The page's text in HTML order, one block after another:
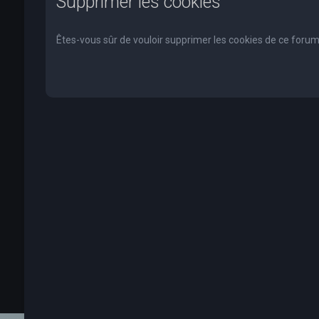
Êtes-vous sûr de vouloir supprimer les cookies de ce